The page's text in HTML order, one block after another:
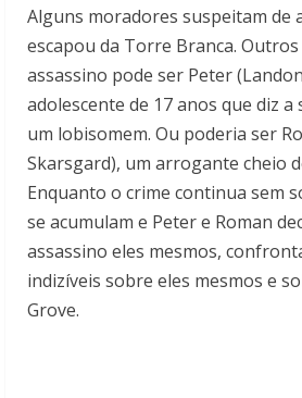
Alguns moradores suspeitam de
escapou da Torre Branca.
assassino pode ser Peter
adolescente de 17 anos que diz a
um lobisomem. Ou poderia ser
Skarsgard), um arrogante cheio
Enquanto o crime continua sem
se acumulam e Peter e Roman
assassino eles mesmos,
indizíveis sobre eles mesmos e
Grove.